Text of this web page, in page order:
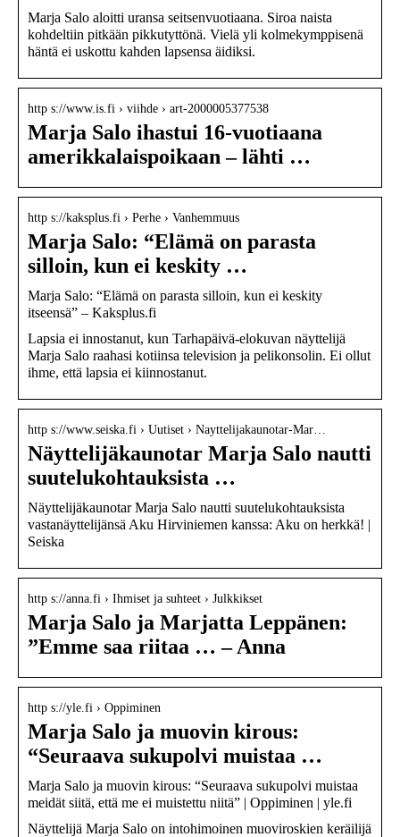
Marja Salo aloitti uransa seitsenvuotiaana. Siroa naista
kohdeltiin pitkään pikkutyttönä. Vielä yli kolmekymppisenä
häntä ei uskottu kahden lapsensa äidiksi.
http s://www.is.fi › viihde › art-2000005377538
Marja Salo ihastui 16-vuotiaana
amerikkalaispoikaan – lähti …
http s://kaksplus.fi › Perhe › Vanhemmuus
Marja Salo: “Elämä on parasta
silloin, kun ei keskity …
Marja Salo: “Elämä on parasta silloin, kun ei keskity
itseensä” – Kaksplus.fi
Lapsia ei innostanut, kun Tarhapäivä-elokuvan näyttelijä
Marja Salo raahasi kotiinsa television ja pelikonsolin. Ei ollut
ihme, että lapsia ei kiinnostanut.
http s://www.seiska.fi › Uutiset › Nayttelijakaunotar-Mar…
Näyttelijäkaunotar Marja Salo nautti
suutelukohtauksista …
Näyttelijäkaunotar Marja Salo nautti suutelukohtauksista
vastanäyttelijänsä Aku Hirviniemen kanssa: Aku on herkkä! |
Seiska
http s://anna.fi › Ihmiset ja suhteet › Julkkikset
Marja Salo ja Marjatta Leppänen:
”Emme saa riitaa … – Anna
http s://yle.fi › Oppiminen
Marja Salo ja muovin kirous:
“Seuraava sukupolvi muistaa …
Marja Salo ja muovin kirous: “Seuraava sukupolvi muistaa
meidät siitä, että me ei muistettu niitä” | Oppiminen | yle.fi
Näyttelijä Marja Salo on intohimoinen muoviroskien keräilijä